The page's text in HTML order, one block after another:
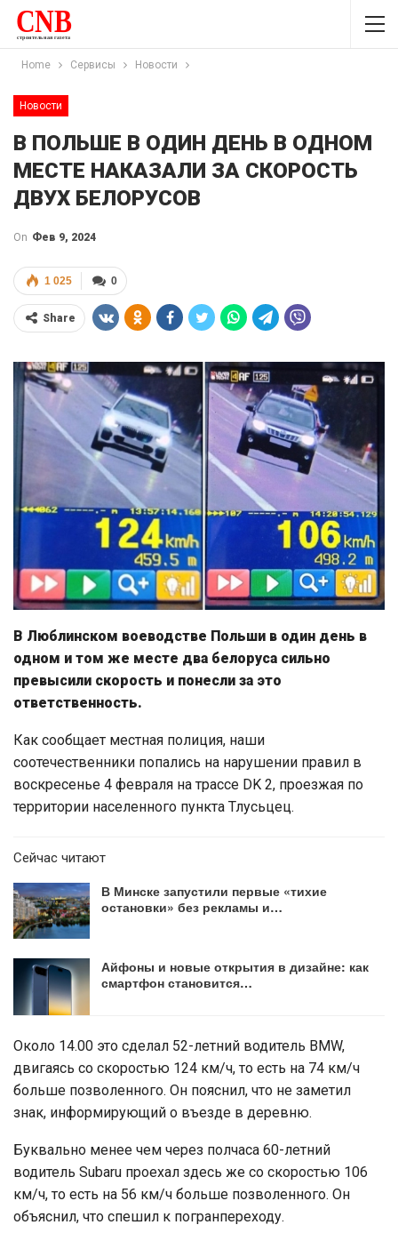
Home Сервисы Новости
Новости
В ПОЛЬШЕ В ОДИН ДЕНЬ В ОДНОМ
МЕСТЕ НАКАЗАЛИ ЗА СКОРОСТЬ
ДВУХ БЕЛОРУСОВ
On Фев 9, 2024
0
1 025
Share
В Люблинском воеводстве Польши в один день в
одном и том же месте два белоруса сильно
превысили скорость и понесли за это
ответственность.
Как сообщает местная полиция, наши
соотечественники попались на нарушении правил в
воскресенье 4 февраля на трассе DK 2, проезжая по
территории населенного пункта Тлусьцец.
Сейчас читают
В Минске запустили первые «тихие
остановки» без рекламы и…
Айфоны и новые открытия в дизайне: как
смартфон становится…
Около 14.00 это сделал 52-летний водитель BMW,
двигаясь со скоростью 124 км/ч, то есть на 74 км/ч
больше позволенного. Он пояснил, что не заметил
знак, информирующий о въезде в деревню.
Буквально менее чем через полчаса 60-летний
водитель Subaru проехал здесь же со скоростью 106
км/ч, то есть на 56 км/ч больше позволенного. Он
объяснил, что спешил к погранпереходу.